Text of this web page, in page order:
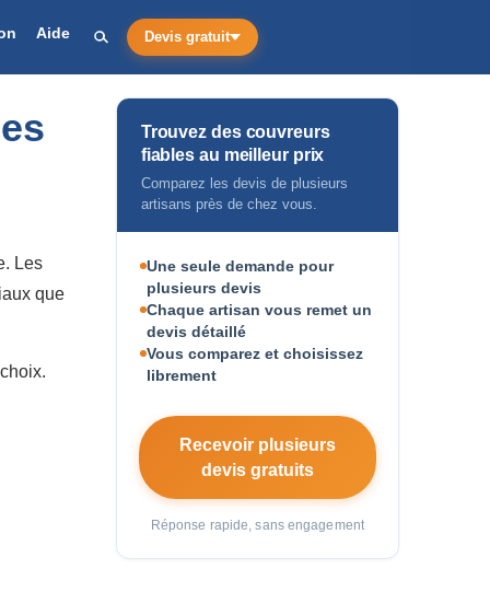
Aide Devis gratuit
Les
que
Trouvez des couvreurs
fiables au meilleur prix
Comparez les devis de plusieurs
artisans près de chez vous.
Une seule demande pour
plusieurs devis
Chaque artisan vous remet un
devis détaillé
Vous comparez et choisissez
librement
Recevoir plusieurs
devis gratuits
Réponse rapide, sans engagement